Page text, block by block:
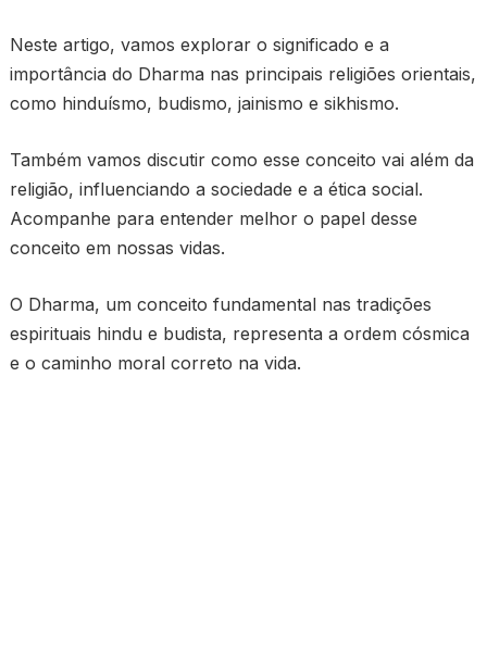
Neste artigo, vamos explorar o significado e a
importância do Dharma nas principais religiões orientais,
como hinduísmo, budismo, jainismo e sikhismo.
Também vamos discutir como esse conceito vai além da
religião, influenciando a sociedade e a ética social.
Acompanhe para entender melhor o papel desse
conceito em nossas vidas.
O Dharma, um conceito fundamental nas tradições
espirituais hindu e budista, representa a ordem cósmica
e o caminho moral correto na vida.